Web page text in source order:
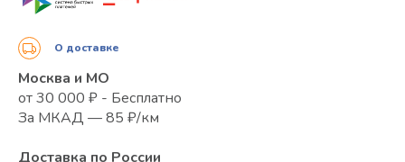
О доставке
Москва и МО
от 30 000 ₽ - Бесплатно
За МКАД — 85 ₽/км
Доставка по России